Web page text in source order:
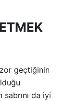
geçtiğinin
da iyi